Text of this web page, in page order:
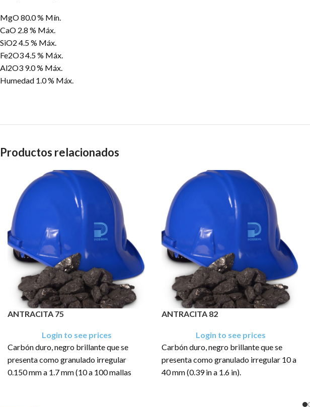
MgO 80.0 % Mín.
CaO 2.8 % Máx.
SiO2 4.5 % Máx.
Fe2O3 4.5 % Máx.
Al2O3 9.0 % Máx.
Humedad 1.0 % Máx.
Productos relacionados
ANTRACITA 75
Login to see prices
Carbón duro, negro brillante que se
presenta como granulado irregular
0.150 mm a 1.7 mm (10 a 100 mallas
ANTRACITA 82
Login to see prices
Carbón duro, negro brillante que se
presenta como granulado irregular 10 a
40 mm (0.39 in a 1.6 in).